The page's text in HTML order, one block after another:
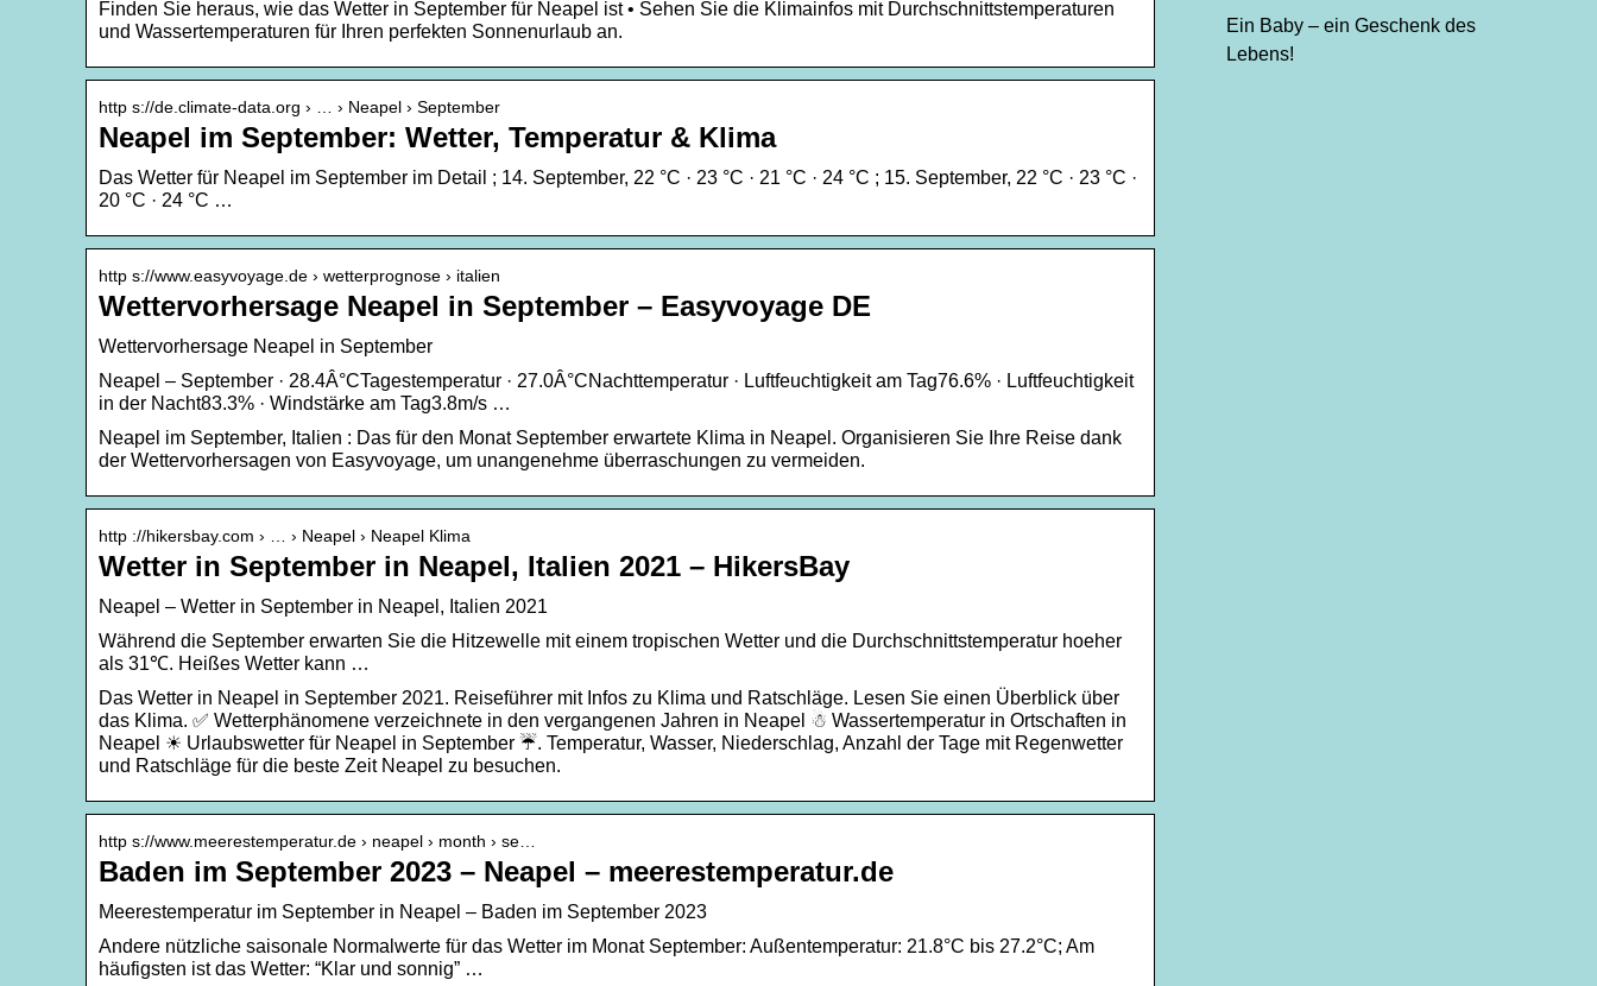
Finden Sie heraus, wie das Wetter in September für Neapel ist • Sehen Sie die Klimainfos mit Durchschnittstemperaturen
und Wassertemperaturen für Ihren perfekten Sonnenurlaub an.
http s://de.climate-data.org › … › Neapel › September
Neapel im September: Wetter, Temperatur & Klima
Das Wetter für Neapel im September im Detail ; 14. September, 22 °C · 23 °C · 21 °C · 24 °C ; 15. September, 22 °C · 23 °C ·
20 °C · 24 °C …
http s://www.easyvoyage.de › wetterprognose › italien
Wettervorhersage Neapel in September – Easyvoyage DE
Wettervorhersage Neapel in September
Neapel – September · 28.4Â°CTagestemperatur · 27.0Â°CNachttemperatur · Luftfeuchtigkeit am Tag76.6% · Luftfeuchtigkeit
in der Nacht83.3% · Windstärke am Tag3.8m/s …
Neapel im September, Italien : Das für den Monat September erwartete Klima in Neapel. Organisieren Sie Ihre Reise dank
der Wettervorhersagen von Easyvoyage, um unangenehme überraschungen zu vermeiden.
http ://hikersbay.com › … › Neapel › Neapel Klima
Wetter in September in Neapel, Italien 2021 – HikersBay
Neapel – Wetter in September in Neapel, Italien 2021
Während die September erwarten Sie die Hitzewelle mit einem tropischen Wetter und die Durchschnittstemperatur hoeher
als 31℃. Heißes Wetter kann …
Das Wetter in Neapel in September 2021. Reiseführer mit Infos zu Klima und Ratschläge. Lesen Sie einen Überblick über
das Klima. ✅ Wetterphänomene verzeichnete in den vergangenen Jahren in Neapel ☃ Wassertemperatur in Ortschaften in
Neapel ☀ Urlaubswetter für Neapel in September ☔. Temperatur, Wasser, Niederschlag, Anzahl der Tage mit Regenwetter
und Ratschläge für die beste Zeit Neapel zu besuchen.
http s://www.meerestemperatur.de › neapel › month › se…
Baden im September 2023 – Neapel – meerestemperatur.de
Meerestemperatur im September in Neapel – Baden im September 2023
Andere nützliche saisonale Normalwerte für das Wetter im Monat September: Außentemperatur: 21.8°C bis 27.2°C; Am
häufigsten ist das Wetter: “Klar und sonnig” …
Ein Baby – ein Geschenk des
Lebens!